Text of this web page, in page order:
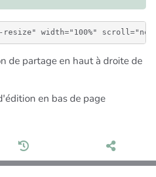
de partage en haut à droite de
en bas de page